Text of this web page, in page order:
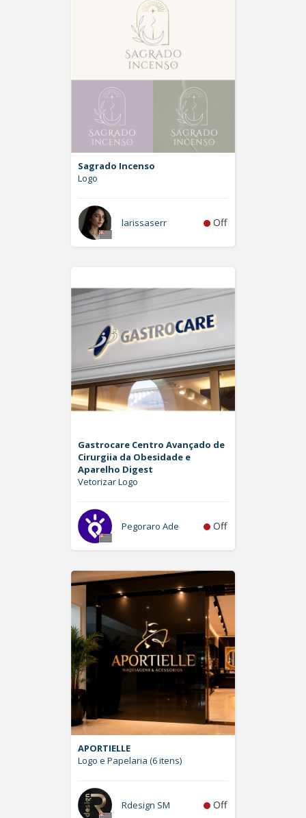
Sagrado Incenso
Logo
larissaserr Off
Gastrocare Centro Avançado de
Cirurgiia da Obesidade e
Aparelho Digest
Vetorizar Logo
Pegoraro Ade Off
APORTIELLE
Logo e Papelaria (6 itens)
Rdesign SM Off